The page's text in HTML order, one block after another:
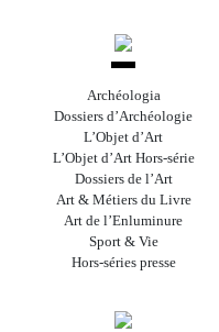
Archéologia
Dossiers d’Archéologie
L’Objet d’Art
L’Objet d’Art Hors-série
Dossiers de l’Art
Art & Métiers du Livre
Art de l’Enluminure
Sport & Vie
Hors-séries presse